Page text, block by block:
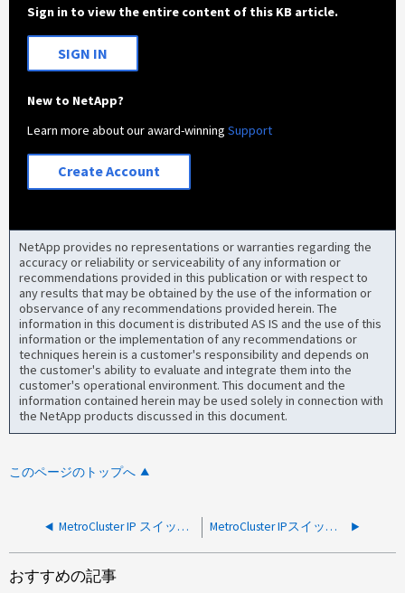
Sign in to view the entire content of this KB article.
SIGN IN
New to NetApp?
Learn more about our award-winningSupport
Create Account
NetApp provides no representations or warranties regarding the
accuracy or reliability or serviceability of any information or
recommendations provided in this publication or with respect to
any results that may be obtained by the use of the information or
observance of any recommendations provided herein. The
information in this document is distributed AS IS and the use of this
information or the implementation of any recommendations or
techniques herein is a customer's responsibility and depends on
the customer's ability to evaluate and integrate them into the
customer's operational environment. This document and the
information contained herein may be used solely in connection with
the NetApp products discussed in this document.
このページのトップへ
MetroCluster IP スイッチの複数のファンと電源の健全性アラート MetroCluster IPスイッチバックのシミュレートが失敗する
おすすめの記事